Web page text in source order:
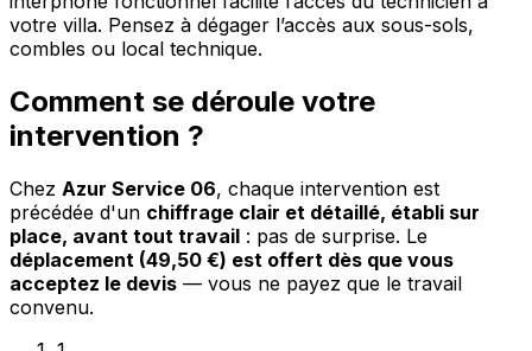
votre villa. Pensez à dégager l’accès aux sous-sols,
combles ou local technique.
Comment se déroule votre
intervention ?
Chez Azur Service 06, chaque intervention est
précédée d'un chiffrage clair et détaillé, établi sur
place, avant tout travail : pas de surprise. Le
déplacement (49,50 €) est offert dès que vous
acceptez le devis — vous ne payez que le travail
convenu.